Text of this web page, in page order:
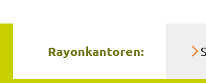
Rayonkantoren: